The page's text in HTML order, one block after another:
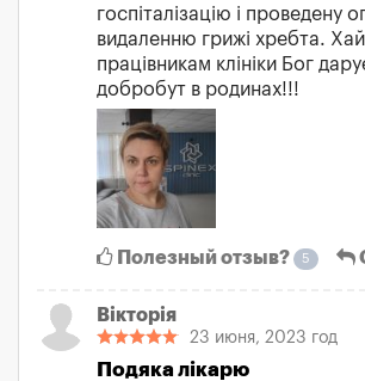
госпіталізацію і проведену
видаленню грижі хребта. Хай
працівникам клініки Бог
добробут в родинах!!!
Полезный отзыв? 5
Вікторія
23 июня, 2023 год
Подяка лікарю